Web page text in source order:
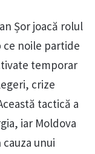
Șor joacă rolul
noile partide
temporar
crize
tactică a
iar Moldova
unui